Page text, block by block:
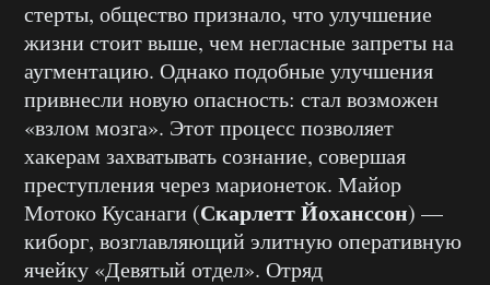
стерты, общество признало, что улучшение
жизни стоит выше, чем негласные запреты на
аугментацию. Однако подобные улучшения
привнесли новую опасность: стал возможен
«взлом мозга». Этот процесс позволяет
хакерам захватывать сознание, совершая
преступления через марионеток. Майор
Мотоко Кусанаги (Скарлетт Йоханссон) —
киборг, возглавляющий элитную оперативную
ячейку «Девятый отдел». Отряд